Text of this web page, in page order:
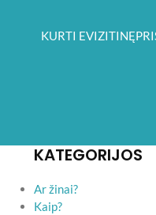
KURTI EVIZITINĘ
KATEGORIJOS
Ar žinai?
Kaip?